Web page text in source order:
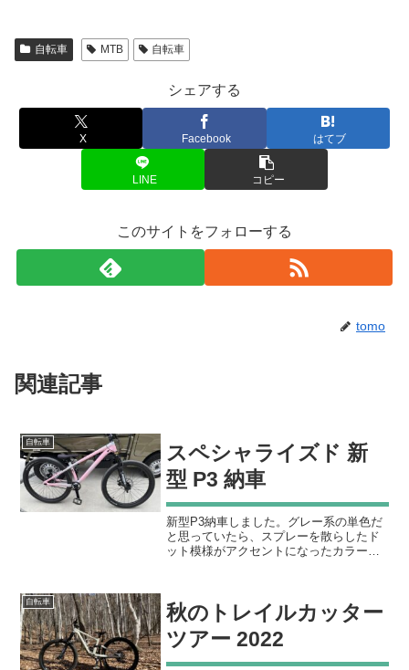
自転車 MTB 自転車
シェアする
X Facebook はてブ
LINE コピー
このサイトをフォローする
tomo
関連記事
自転車
スペシャライズド 新
型 P3 納車
新型P3納車しました。グレー系の単色だ
と思っていたら、スプレーを散らしたド
ット模様がアクセントになったカラーで
ルがなかなか難しくて思...
自転車
秋のトレイルカッター
ツアー 2022